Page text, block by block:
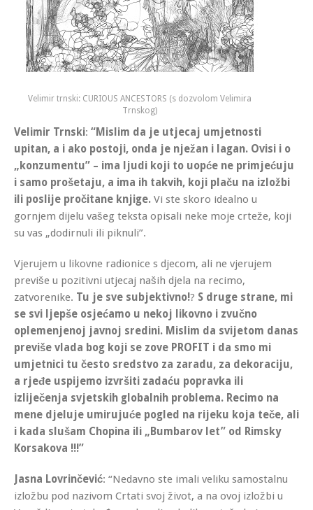
Velimir trnski: CURIOUS ANCESTORS (s dozvolom Velimira
Trnskog)
Velimir Trnski: “Mislim da je utjecaj umjetnosti
upitan, a i ako postoji, onda je nježan i lagan. Ovisi i o
„konzumentu” – ima ljudi koji to uopće ne primjećuju
i samo prošetaju, a ima ih takvih, koji plaču na izložbi
ili poslije pročitane knjige. Vi ste skoro idealno u
gornjem dijelu vašeg teksta opisali neke moje crteže, koji
su vas „dodirnuli ili piknuli”.
Vjerujem u likovne radionice s djecom, ali ne vjerujem
previše u pozitivni utjecaj naših djela na recimo,
zatvorenike. Tu je sve subjektivno!? S druge strane, mi
se svi ljepše osjećamo u nekoj likovno i zvučno
oplemenjenoj javnoj sredini. Mislim da svijetom danas
previše vlada bog koji se zove PROFIT i da smo mi
umjetnici tu često sredstvo za zaradu, za dekoraciju,
a rjeđe uspijemo izvršiti zadaću popravka ili
izliječenja svjetskih globalnih problema. Recimo na
mene djeluje umirujuće pogled na rijeku koja teče, ali
i kada slušam Chopina ili „Bumbarov let” od Rimsky
Korsakova !!!”
Jasna Lovrinčević: “Nedavno ste imali veliku samostalnu
izložbu pod nazivom Crtati svoj život, a na ovoj izložbi u